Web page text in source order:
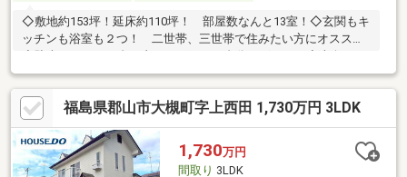
◇敷地約153坪！延床約110坪！ 部屋数なんと13室！◇玄関もキ
ッチンも浴室も２つ！ 二世帯、三世帯で住みたい方にオススメ
◇駐車スペース４台！内カーポート２台分ございます◇南向きの
広いお庭でBBQなどいかがでしょうか♪ 家庭菜園なども◎◇コン
ビニやスーパー、病院まで揃ったエリア。生活環境充実の好立地
♪◇桑野小学校まで徒歩2分・第六中学校まで徒歩17分 お子様も
無理なく通学できます◇うねめ通り、4号線へのアクセス◎ バ
ス停も近く交通利便性◎
福島県郡山市大槻町字上西田 1,730万円 3LDK
1,730万円
間取り 3LDK